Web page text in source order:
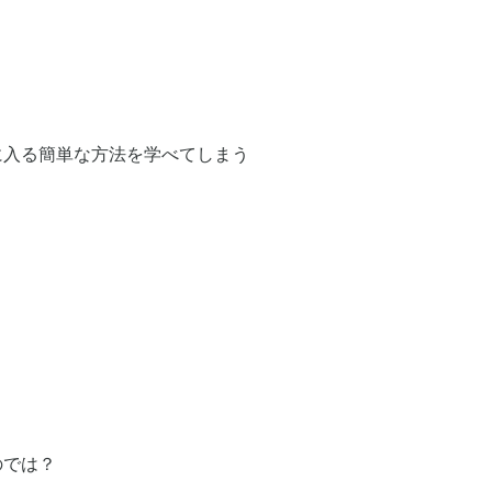
る簡単な方法を学べてしまう
は？